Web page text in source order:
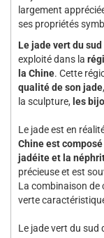
largement
ses propriétés
Le jade vert du
exploité dans la
la Chine. Cette
qualité de son jade
la sculpture, les
Le jade est en
Chine est composé
jadéite et la
précieuse et est
La combinaison de
verte
Le jade vert du sud